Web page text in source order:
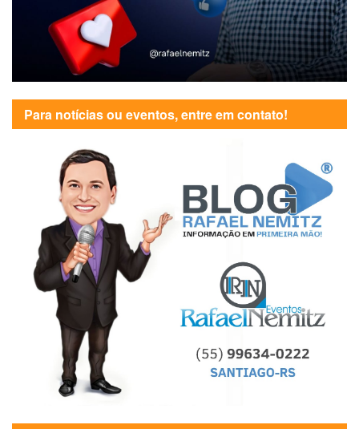
Para notícias ou eventos, entre em contato!